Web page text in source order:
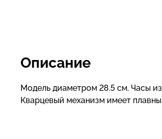
Описание
Модель диаметром 28.5 см. Часы
Кварцевый механизм имеет